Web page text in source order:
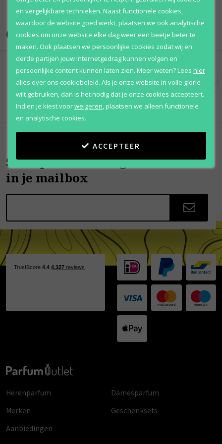
Onze merken
Scherpe aanbiedingen
in je mailbox
Herenparfum
Damesparfum
Merken
Geschenksets
Aanbiedingen
en vergelijkbare technieken. Naast functionele cookies,
waardoor de website goed werkt, plaatsen we ook analytische
cookies om onze website elke dag weer een beetje beter te
maken. Ook plaatsen we persoonlijke cookies zodat wij en
derde partijen jouw internetgedrag kunnen volgen en
persoonlijke content kunnen laten zien. Meer weten?Lees hier
alles over ons cookiebeleid. Als je onze website in volle glorie
wilt gebruiken, dan is het nodig dat je onze cookies accepteert.
Indien je kiest voorweigeren plaatsen we alleen functionele
en analytische cookies.
ACCEPTEER